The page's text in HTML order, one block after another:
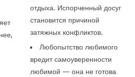
отдыха. Испорченный досуг
становится причиной
затяжных конфликтов.
Любопытство любимого
вредит самоуверенности
любимой — она не готова